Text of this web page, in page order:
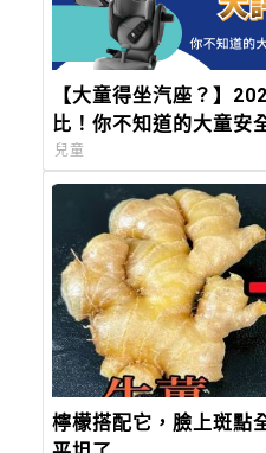
【大童得坐汽座？】
比！你不知道的大童安
兒童
檸檬搭配它，臉上斑點